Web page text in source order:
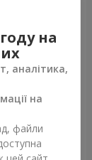
на
аналітика,
на
файли